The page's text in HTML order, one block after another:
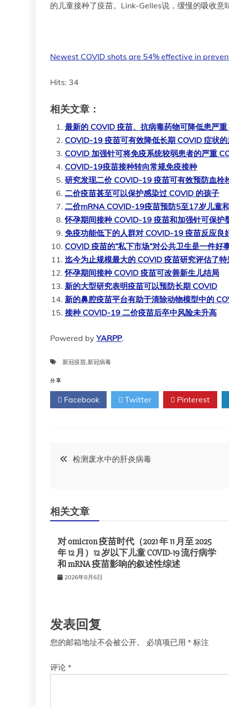
的儿童接种了疫苗。Link-Gelles说，缓慢的吸收意
Newest COVID shots are 54% effective in
Hits: 34
相关文章：
最新的 COVID 疫苗、抗病毒药物可降低患严
COVID-19 疫苗可有效降低长期 COVID 症状
COVID 加强针可将免疫系统较弱患者的严重
COVID-19疫苗接种转向常规免疫接种
研究发现二价 COVID-19 疫苗可有效预防血栓
二价疫苗甚至可以保护感染过 COVID 的孩子
二价mRNA COVID-19疫苗预防5至17岁儿童
怀孕期间接种 COVID-19 疫苗和加强针可保护
免疫功能低下的人群对 COVID-19 疫苗反应良
COVID 疫苗的“私下市场”对公共卫生是一件好
迄今为止规模最大的 COVID 疫苗研究评估了
怀孕期间接种 COVID 疫苗可改善新生儿结局
新的大型研究表明疫苗可以预防长期 COVID
新的鼻腔疫苗平台有助于清除动物模型中的
接种 COVID-19 二价疫苗后卒中风险未升高
Powered byYARPP.
新冠疫苗,新冠病毒
分享
Facebook Twitter Pinterest
文
导
航
检测废水中的肝炎病毒
相关文章
对 omicron 疫苗时代（2021 年 11 月至 2025
年 12 月）12 岁以下儿童 COVID-19 流行病学
和 mRNA 疫苗影响的叙述性综述
2026年8月6日
发表回复
您的邮箱地址不会被公开。 必填项已用 * 标注
评论 *